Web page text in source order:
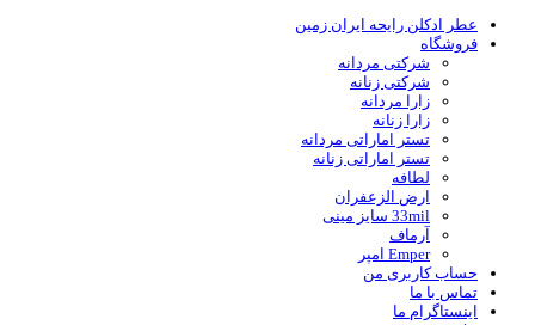
عطر ادکلن رایحه ایران زمین
فروشگاه
شرکتی مردانه
شرکتی زنانه
زارا مردانه
زارا زنانه
تستر اماراتی مردانه
تستر اماراتی زنانه
لطافه
ارض الزعفران
33mil سایز مینی
آرماف
Emper امپر
حساب کاربری من
تماس با ما
اینستاگرام ما